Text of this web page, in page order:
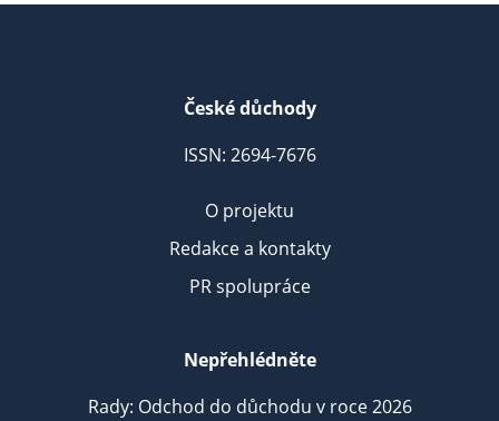
České důchody
ISSN: 2694-7676
O projektu
Redakce a kontakty
PR spolupráce
Nepřehlédněte
Rady: Odchod do důchodu v roce 2026